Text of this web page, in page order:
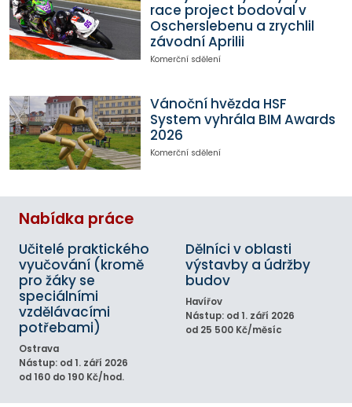
race project bodoval v
Oscherslebenu a zrychlil
závodní Aprilii
Komerční sdělení
Vánoční hvězda HSF
System vyhrála BIM Awards
2026
Komerční sdělení
Nabídka práce
Učitelé praktického
vyučování (kromě
pro žáky se
speciálními
vzdělávacími
potřebami)
Ostrava
Nástup: od 1. září 2026
od 160 do 190 Kč/hod.
Dělníci v oblasti
výstavby a údržby
budov
Havířov
Nástup: od 1. září 2026
od 25 500 Kč/měsíc